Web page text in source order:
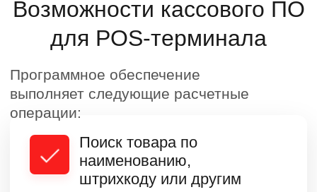
скидках, налогах, акциях,
продавца, времени и
месте продажи.
способом (наличный,
безналичный, QR-код и т.
п.), в том числе
смешанным, подсчет
сдачи, оформление
возвратов.